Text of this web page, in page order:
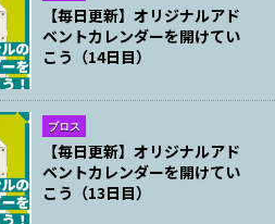
【毎日更新】オリジナルアド
ベントカレンダーを開けてい
こう（14日目）
ブロス
【毎日更新】オリジナルアド
ベントカレンダーを開けてい
こう（13日目）